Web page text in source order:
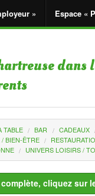
» Espace «
dans
TABLE BAR CADEAUX
/ BIEN-ÊTRE
UNIVERS LOISIRS /
cliquez sur